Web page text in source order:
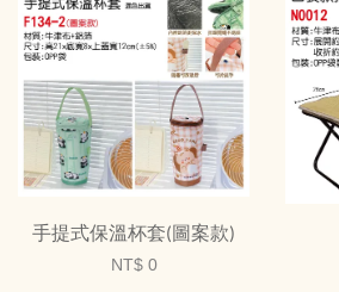
手提式保溫杯套(圖案款)
NT$ 0